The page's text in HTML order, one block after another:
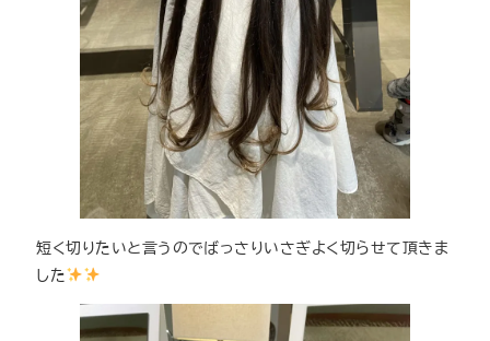
短く切りたいと言うのでばっさりいさぎよく切らせて頂きま
した